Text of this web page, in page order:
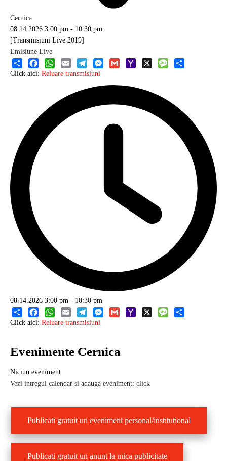
Cernica
08.14.2026 3:00 pm - 10:30 pm
[Transmisiuni Live 2019]
Emisiune Live
ShareFacebookWhatsApp
EmailTelegramMessenger
Click aici: Reluare transmisiuni
08.14.2026 3:00 pm - 10:30 pm
ShareFacebookWhatsApp
EmailTelegramMessenger
Click aici: Reluare transmisiuni
Evenimente Cernica
Niciun eveniment
Vezi intregul calendar si adauga eveniment: click
Publicati gratuit un eveniment personal/institutional
Publicati gratuit un anunt la mica publicitate